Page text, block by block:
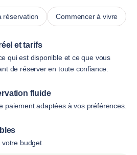
réservation Commencer à vivre
et tarifs
qui est disponible et ce que vous
de réserver en toute confiance.
fluide
paiement adaptées à vos préférences.
budget.